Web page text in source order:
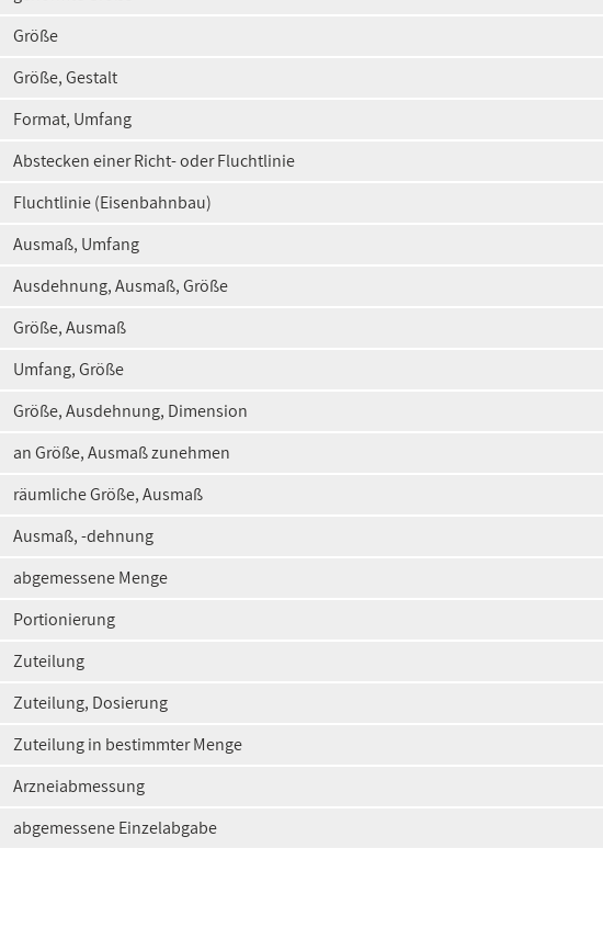
Größe
Größe, Gestalt
Format, Umfang
Abstecken einer Richt- oder Fluchtlinie
Fluchtlinie (Eisenbahnbau)
Ausmaß, Umfang
Ausdehnung, Ausmaß, Größe
Größe, Ausmaß
Umfang, Größe
Größe, Ausdehnung, Dimension
an Größe, Ausmaß zunehmen
räumliche Größe, Ausmaß
Ausmaß, -dehnung
abgemessene Menge
Portionierung
Zuteilung
Zuteilung, Dosierung
Zuteilung in bestimmter Menge
Arzneiabmessung
abgemessene Einzelabgabe